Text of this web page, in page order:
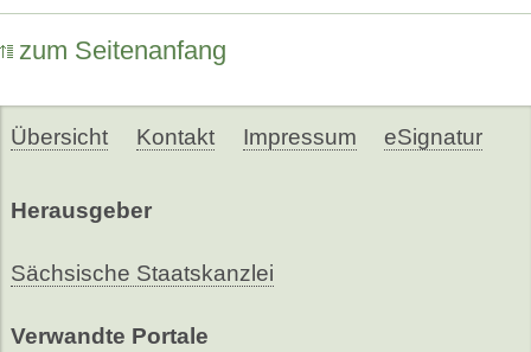
zum Seitenanfang
Übersicht Kontakt Impressum eSignatur
Herausgeber
Sächsische Staatskanzlei
Verwandte Portale